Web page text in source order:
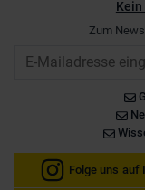
Zum
Folge uns auf